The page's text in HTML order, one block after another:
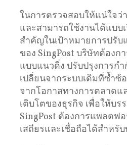
ในการตรวจสอบให้แน่ใจ
และสามารถใช้งานได้แบบ
สำคัญในเป้าหมายการปรับ
ของ SingPost บริษัทต้องก
แบบแนวดิ่ง ปรับปรุงการก
เปลี่ยนจากระบบเดิมที่ซ้ำซ้
จากโอกาสทางการตลาดแ
เติบโตของธุรกิจ เพื่อให้บร
SingPost ต้องการแพลตฟ
เสถียรและเชื่อถือได้สำหรับ